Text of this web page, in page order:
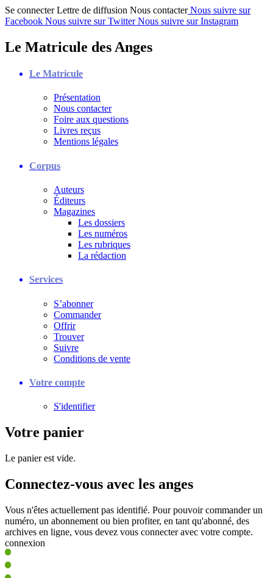
Se connecter Lettre de diffusion Nous contacter Nous suivre sur
Facebook Nous suivre sur Twitter Nous suivre sur Instagram
Le Matricule des Anges
Le Matricule
Présentation
Nous contacter
Foire aux questions
Livres reçus
Mentions légales
Corpus
Auteurs
Éditeurs
Magazines
Les dossiers
Les numéros
Les rubriques
La rédaction
Services
S’abonner
Commander
Offrir
Trouver
Suivre
Conditions de vente
Votre compte
S'identifier
Votre panier
Le panier est vide.
Connectez-vous avec les anges
Vous n'êtes actuellement pas identifié. Pour pouvoir commander un
numéro, un abonnement ou bien profiter, en tant qu'abonné, des
archives en ligne, vous devez vous connecter avec votre compte.
connexion